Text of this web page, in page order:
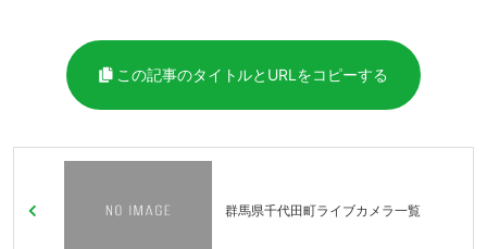
この記事のタイトルとURLをコピーする
群馬県千代田町ライブカメラ一覧